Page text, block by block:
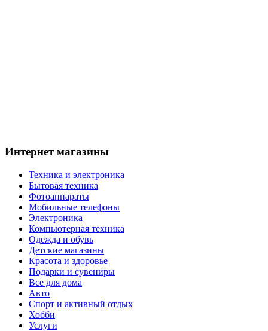
Интернет магазины
Техника и электроника
Бытовая техника
Фотоаппараты
Мобильные телефоны
Электроника
Компьютерная техника
Одежда и обувь
Детские магазины
Красота и здоровье
Подарки и сувениры
Все для дома
Авто
Спорт и активный отдых
Хобби
Услуги